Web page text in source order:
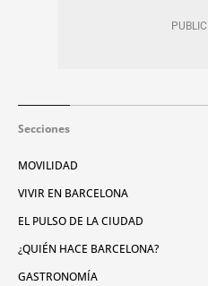
Secciones
MOVILIDAD
VIVIR EN BARCELONA
EL PULSO DE LA CIUDAD
¿QUIÉN HACE BARCELONA?
GASTRONOMÍA